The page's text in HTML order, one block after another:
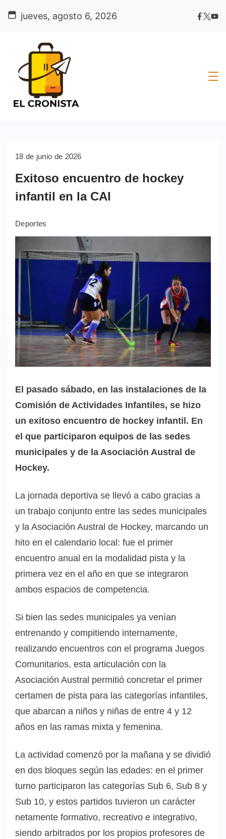
jueves, agosto 6, 2026
18 de junio de 2026
Exitoso encuentro de hockey
infantil en la CAI
Deportes
El pasado sábado, en las instalaciones de la
Comisión de Actividades Infantiles, se hizo
un exitoso encuentro de hockey infantil. En
el que participaron equipos de las sedes
municipales y de la Asociación Austral de
Hockey.
La jornada deportiva se llevó a cabo gracias a
un trabajo conjunto entre las sedes municipales
y la Asociación Austral de Hockey, marcando un
hito en el calendario local: fue el primer
encuentro anual en la modalidad pista y la
primera vez en el año en que se integraron
ambos espacios de competencia.
Si bien las sedes municipales ya venían
entrenando y compitiendo internamente,
realizando encuentros con el programa Juegos
Comunitarios, esta articulación con la
Asociación Austral permitió concretar el primer
certamen de pista para las categorías infantiles,
que abarcan a niños y niñas de entre 4 y 12
años en las ramas mixta y femenina.
La actividad comenzó por la mañana y se dividió
en dos bloques según las edades: en el primer
turno participaron las categorías Sub 6, Sub 8 y
Sub 10, y estos partidos tuvieron un carácter
netamente formativo, recreativo e integrativo,
siendo arbitrados por los propios profesores de